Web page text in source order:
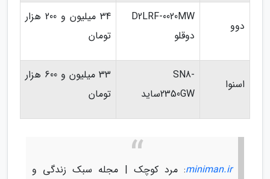
دوو
D2LRF-0020MW
دوقلو
34 میلیون و 200 هزار
تومان
اسنوا
SN8-
2350GWساید
33 میلیون و 600 هزار
تومان
miniman.ir: مرد کوچک | مجله سبک زندگی و